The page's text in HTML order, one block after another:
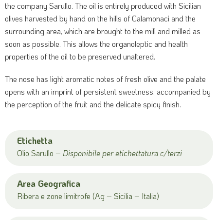
the company Sarullo. The oil is entirely produced with Sicilian
olives harvested by hand on the hills of Calamonaci and the
surrounding area, which are brought to the mill and milled as
soon as possible. This allows the organoleptic and health
properties of the oil to be preserved unaltered.
The nose has light aromatic notes of fresh olive and the palate
opens with an imprint of persistent sweetness, accompanied by
the perception of the fruit and the delicate spicy finish.
Etichetta
Olio Sarullo – Disponibile per etichettatura c/terzi
Area Geografica
Ribera e zone limitrofe (Ag – Sicilia – Italia)